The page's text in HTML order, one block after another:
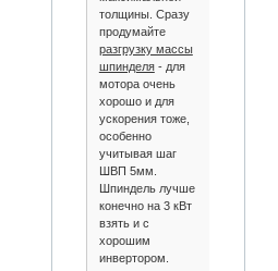
толщины. Сразу
продумайте
разгрузку массы
шпинделя- для
мотора очень
хорошо и для
ускорения тоже,
особенно
учитывая шаг
ШВП 5мм.
Шпиндель лучше
конечно на 3 кВт
взять и с
хорошим
инвертором.